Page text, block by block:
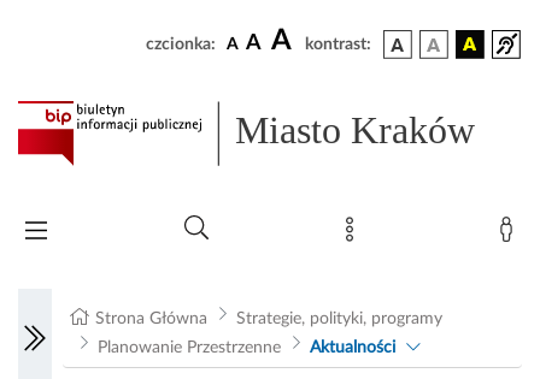
czcionka: A A A kontrast:
Miasto Kraków
Strona Główna
Strategie, polityki, programy
Planowanie Przestrzenne
Aktualności